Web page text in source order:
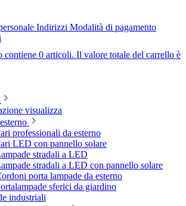
Indirizzi Modalità di pagamento
contiene 0 articoli. Il valore totale del carrello è
visualizza
professionali da esterno
LED con pannello solare
stradali a LED
stradali a LED con pannello solare
porta lampade da esterno
sferici da giardino
industriali